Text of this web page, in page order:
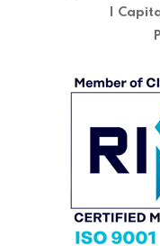
|